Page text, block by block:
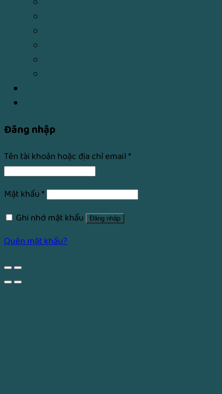
Đăng nhập
Tên tài khoản hoặc địa chỉ email*
Mật khẩu*
Ghi nhớ mật khẩu
Đăng nhập
Quên mật khẩu?